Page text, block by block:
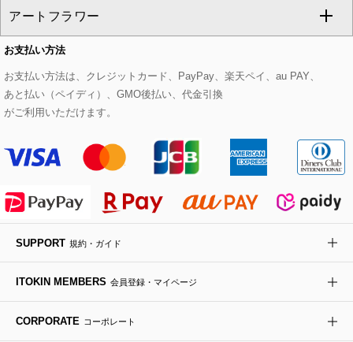
eur3
Maison de CINQ
MK MICHEL KLEIN BAG
HIROKO KOSHINO
スウェット・ジャージー
その他のトップス
セットアップパンツ
セットアップスカート
セットアップワンピース
チェスターコート
モッズコート
ステンカラーコート
ライダースジャケット
デニムジャケット
ダウンジャケット・コート
ベルト・サスペンダー
帽子
ヘアアクセサリー
ハンカチ・バンダナ
手袋
チャーム・ストラップ
ピアス・イヤリング
ブレスレット・バングル
ブローチ・コサージュ
トートバッグ
ショルダーバッグ
ボストンバッグ
バックパック・リュック
ボディバッグ・メッセンジャーバッグ
トラベルバッグ
すべてのシューズ
パンプス
スニーカー
フラットシューズ
ローファー
ドレスシューズ
アートフラワー
すべてのアートフラワー
ローズ
カサブランカ・カラー
ラナンキュラス
ポプリアレンジ＆フレグランス
お支払い方法
お支払い方法は、クレジットカード、PayPay、楽天ペイ、au PAY、
あと払い（ペイディ）、GMO後払い、代金引換
がご利用いただけます。
SUPPORT 規約・ガイド
ITOKIN MEMBERS 会員登録・マイページ
CORPORATE コーポレート